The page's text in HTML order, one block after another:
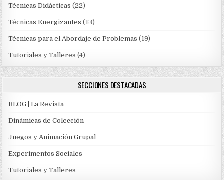
Técnicas Didácticas (22)
Técnicas Energizantes (13)
Técnicas para el Abordaje de Problemas (19)
Tutoriales y Talleres (4)
SECCIONES DESTACADAS
BLOG | La Revista
Dinámicas de Colección
Juegos y Animación Grupal
Experimentos Sociales
Tutoriales y Talleres